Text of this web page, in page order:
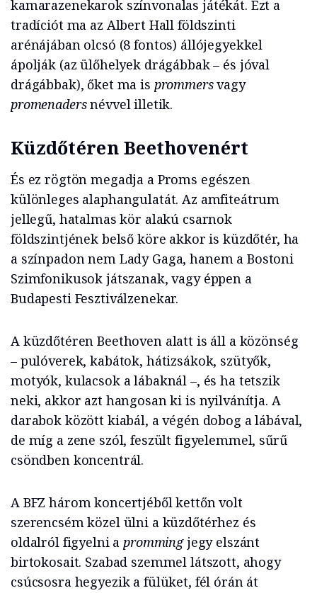
kamarazenekarok színvonalas játékát. Ezt a
tradíciót ma az Albert Hall földszinti
arénájában olcsó (8 fontos) állójegyekkel
ápolják (az ülőhelyek drágábbak – és jóval
drágábbak), őket ma is prommersvagy
promenadersnévvel illetik.
Küzdőtéren Beethovenért
És ez rögtön megadja a Proms egészen
különleges alaphangulatát. Az amfiteátrum
jellegű, hatalmas kör alakú csarnok
földszintjének belső köre akkor is küzdőtér, ha
a színpadon nem Lady Gaga, hanem a Bostoni
Szimfonikusok játszanak, vagy éppen a
Budapesti Fesztiválzenekar.
A küzdőtéren Beethoven alatt is áll a közönség
– pulóverek, kabátok, hátizsákok, szütyők,
motyók, kulacsok a lábaknál –, és ha tetszik
neki, akkor azt hangosan ki is nyilvánítja. A
darabok között kiabál, a végén dobog a lábával,
de míg a zene szól, feszült figyelemmel, sűrű
csöndben koncentrál.
A BFZ három koncertjéből kettőn volt
szerencsém közel ülni a küzdőtérhez és
oldalról figyelni aprommingjegy elszánt
birtokosait. Szabad szemmel látszott, ahogy
csúcsosra hegyezik a fülüket, fél órán át